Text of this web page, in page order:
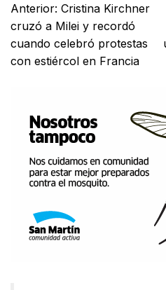
Anterior: Cristina Kirchner
cruzó a Milei y recordó
cuando celebró protestas
con estiércol en Francia